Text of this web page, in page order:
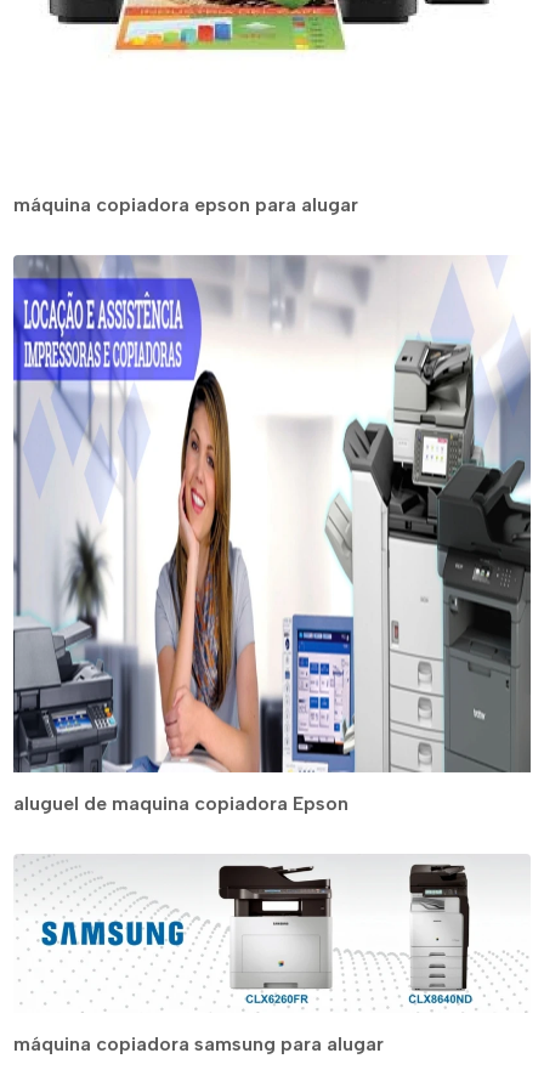
máquina copiadora epson para alugar
aluguel de maquina copiadora Epson
máquina copiadora samsung para alugar